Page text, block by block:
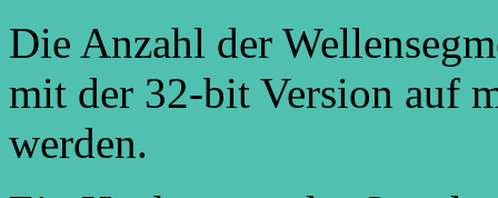
Die Anzahl der
mit der 32-bit Version auf
werden.